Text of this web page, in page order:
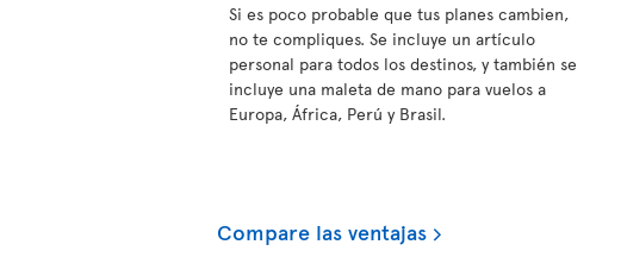
Si es poco probable que tus planes cambien,
no te compliques. Se incluye un artículo
personal para todos los destinos, y también se
incluye una maleta de mano para vuelos a
Europa, África, Perú y Brasil.
Compare las ventajas